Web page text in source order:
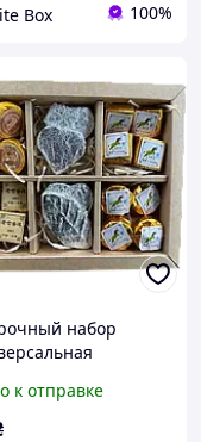
Box 100%
набор
| Для всех и на все
к отправке